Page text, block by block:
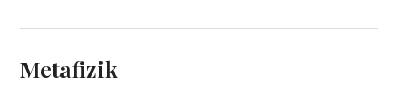
Metafizik